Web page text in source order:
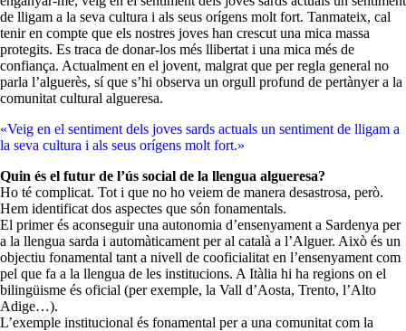
de lligam a la seva cultura i als seus orígens molt fort. Tanmateix, cal
tenir en compte que els nostres joves han crescut una mica massa
protegits. Es traca de donar-los més llibertat i una mica més de
confiança. Actualment en el jovent, malgrat que per regla general no
parla l’alguerès, sí que s’hi observa un orgull profund de pertànyer a la
comunitat cultural algueresa.
«Veig en el sentiment dels joves sards actuals un sentiment de lligam a
la seva cultura i als seus orígens molt fort.»
Quin és el futur de l’ús social de la llengua algueresa?
Ho té complicat. Tot i que no ho veiem de manera desastrosa, però.
Hem identificat dos aspectes que són fonamentals.
El primer és aconseguir una autonomia d’ensenyament a Sardenya per
a la llengua sarda i automàticament per al català a l’Alguer. Això és un
objectiu fonamental tant a nivell de cooficialitat en l’ensenyament com
pel que fa a la llengua de les institucions. A Itàlia hi ha regions on el
bilingüisme és oficial (per exemple, la Vall d’Aosta, Trento, l’Alto
Adige…).
L’exemple institucional és fonamental per a una comunitat com la